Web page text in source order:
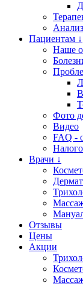
Пациентам ↓
Наше
Фото
Видео
FAQ -
Врачи ↓
Отзывы
Цены
Акции